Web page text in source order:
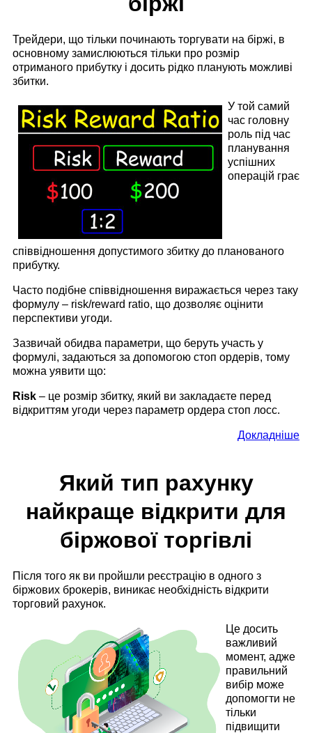
Трейдери, що тільки починають торгувати на біржі, в
основному замислюються тільки про розмір
отриманого прибутку і досить рідко планують можливі
збитки.
У той самий
час головну
роль під час
планування
успішних
операцій грає
співвідношення допустимого збитку до планованого
прибутку.
Часто подібне співвідношення виражається через таку
формулу – risk/reward ratio, що дозволяє оцінити
перспективи угоди.
Зазвичай обидва параметри, що беруть участь у
формулі, задаються за допомогою стоп ордерів, тому
можна уявити що:
Risk – це розмір збитку, який ви закладаєте перед
відкриттям угоди через параметр ордера стоп лосс.
Докладніше
Який тип рахунку
найкраще відкрити для
біржової торгівлі
Після того як ви пройшли реєстрацію в одного з
біржових брокерів, виникає необхідність відкрити
торговий рахунок.
Це досить
важливий
момент, адже
правильний
вибір може
допомогти не
тільки
підвищити